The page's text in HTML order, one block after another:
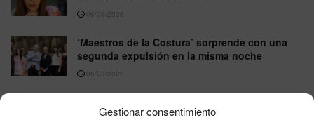
Gestionar consentimiento
06/08/2026
‘Maestros de la Costura’ sorprende con una
segunda expulsión en la misma noche
06/08/2026